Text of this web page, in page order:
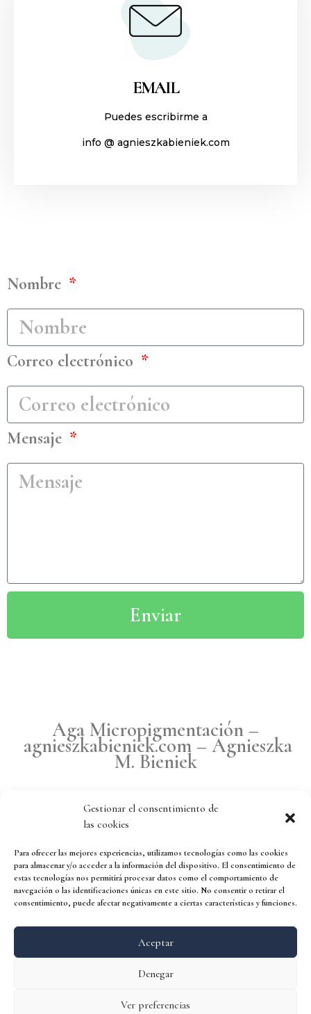
Gestionar el consentimiento de
las cookies
Para ofrecer las mejores experiencias, utilizamos tecnologías como las cookies
para almacenar y/o acceder a la información del dispositivo. El consentimiento de
estas tecnologías nos permitirá procesar datos como el comportamiento de
navegación o las identificaciones únicas en este sitio. No consentir o retirar el
consentimiento, puede afectar negativamente a ciertas características y funciones.
Aceptar
Denegar
Ver preferencias
EMAIL
Puedes escribirme a
info @ agnieszkabieniek.com
Nombre
Correo electrónico
Mensaje
Enviar
Aga Micropigmentación –
agnieszkabieniek.com – Agnieszka
M. Bieniek